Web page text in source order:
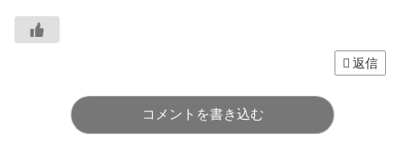
返信
コメントを書き込む